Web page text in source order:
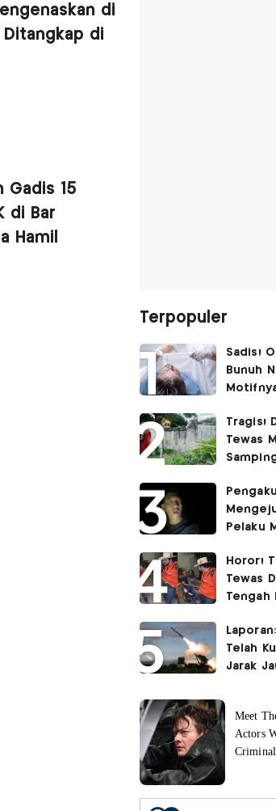
di
Ditangkap di
Gadis 15
di Bar
Hamil
Terpopuler
Sadis!
Bunuh
Tragis!
Tewas
Pelaku
Korban
Horor!
Tewas
Tengah
Telah
Jarak